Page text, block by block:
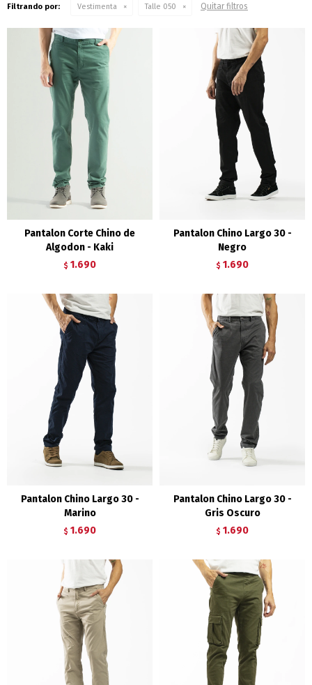
Filtrando por: Vestimenta Talle 050 Quitar filtros
Pantalon Corte Chino de
Algodon - Kaki
$ 1.690
Pantalon Chino Largo 30 -
Negro
$ 1.690
Pantalon Chino Largo 30 -
Marino
$ 1.690
Pantalon Chino Largo 30 -
Gris Oscuro
$ 1.690